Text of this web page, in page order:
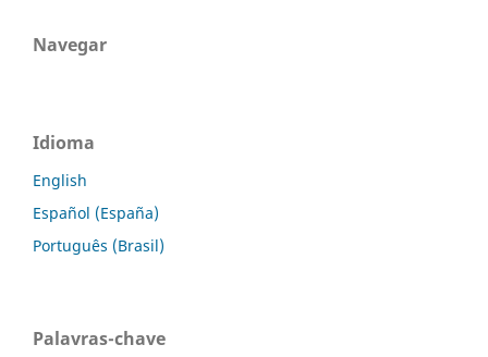
Navegar
Idioma
English
Español (España)
Português (Brasil)
Palavras-chave